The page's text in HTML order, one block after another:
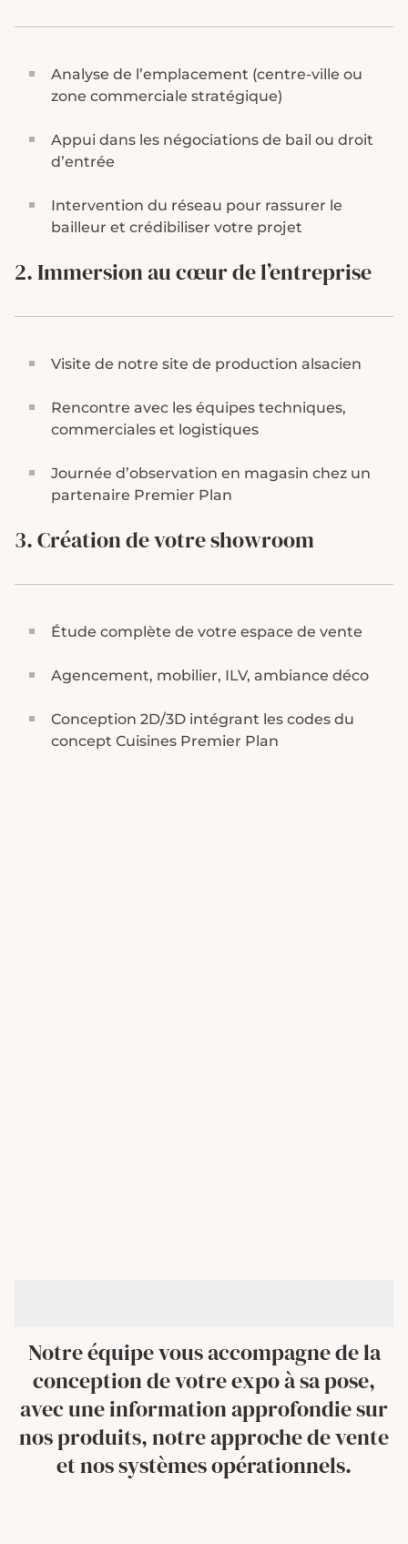
Analyse de l’emplacement (centre-ville ou
zone commerciale stratégique)
Appui dans les négociations de bail ou droit
d’entrée
Intervention du réseau pour rassurer le
bailleur et crédibiliser votre projet
2. Immersion au cœur de l’entreprise
Visite de notre site de production alsacien
Rencontre avec les équipes techniques,
commerciales et logistiques
Journée d’observation en magasin chez un
partenaire Premier Plan
3. Création de votre showroom
Étude complète de votre espace de vente
Agencement, mobilier, ILV, ambiance déco
Conception 2D/3D intégrant les codes du
concept Cuisines Premier Plan
Notre équipe vous accompagne de la
conception de votre expo à sa pose,
avec une information approfondie sur
nos produits, notre approche de vente
et nos systèmes opérationnels.